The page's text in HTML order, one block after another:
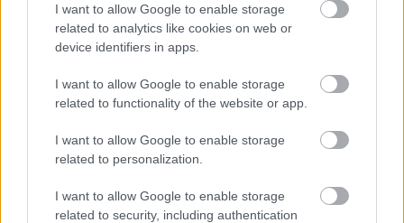
I want to allow Google to enable storage
related to analytics like cookies on web or
device identifiers in apps.
I want to allow Google to enable storage
related to functionality of the website or app.
I want to allow Google to enable storage
related to personalization.
I want to allow Google to enable storage
related to security, including authentication
10 najčastejších
skrytých chýb, ktoré
prekvapiť
Žena, búracie kladivo a
vôňa dreva: Takáto
1654 sa nevidí každý
deň!